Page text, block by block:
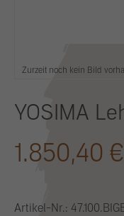
Zurzeit noch kein Bild
YOSIMA
1.850,40 €
Artikel-Nr.: